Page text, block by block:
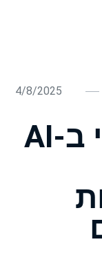
4/8/2025
ייעוץ אסטרטגי ב-AI